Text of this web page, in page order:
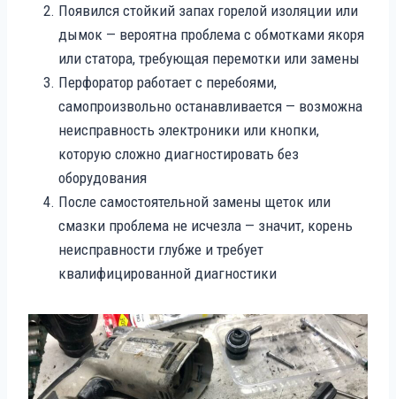
Появился стойкий запах горелой изоляции или
дымок — вероятна проблема с обмотками якоря
или статора, требующая перемотки или замены
Перфоратор работает с перебоями,
самопроизвольно останавливается — возможна
неисправность электроники или кнопки,
которую сложно диагностировать без
оборудования
После самостоятельной замены щеток или
смазки проблема не исчезла — значит, корень
неисправности глубже и требует
квалифицированной диагностики